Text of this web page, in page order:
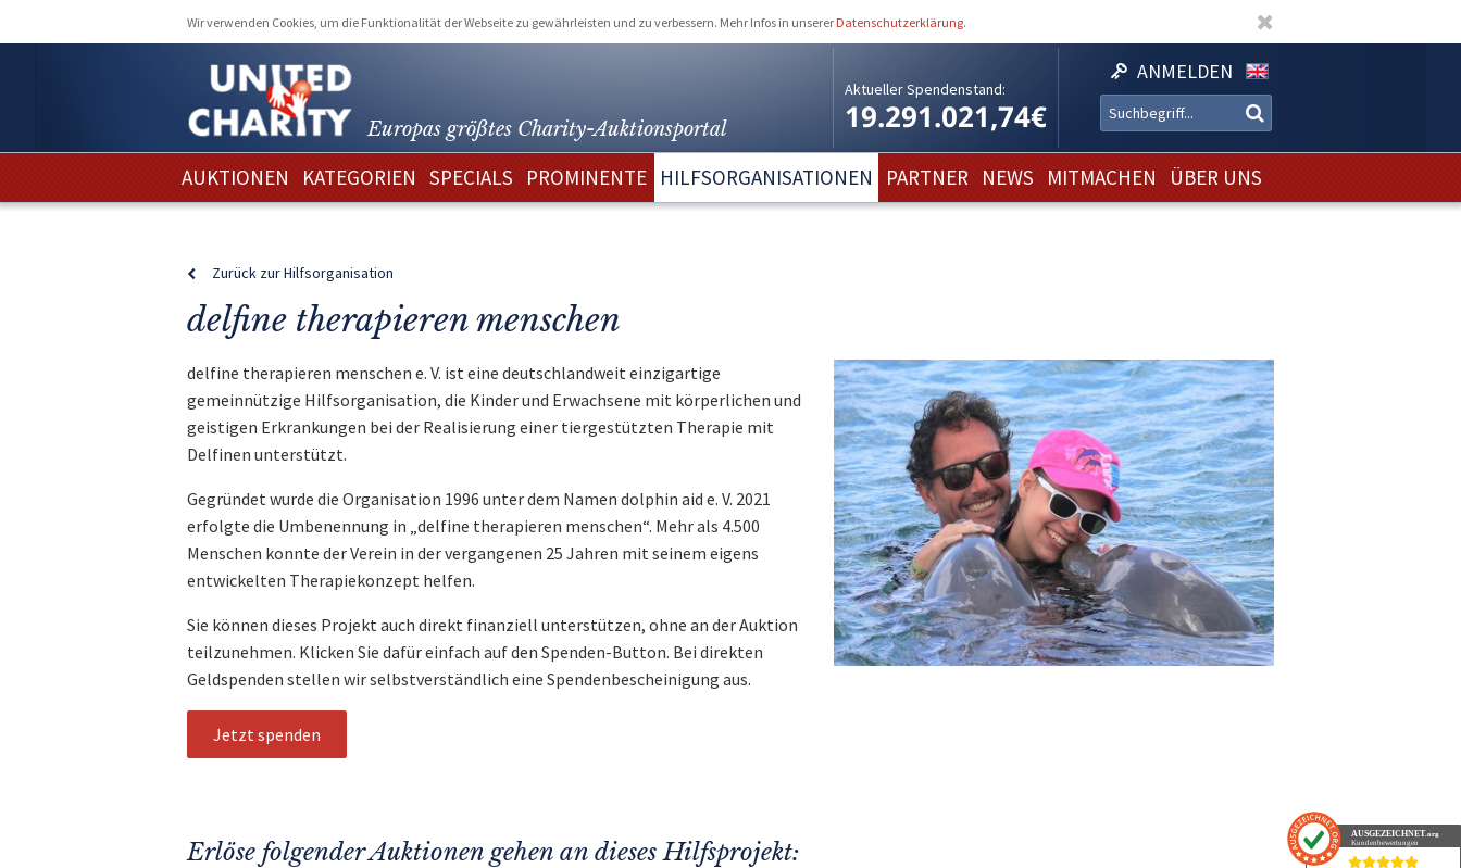
Wir verwenden Cookies, um die Funktionalität der Webseite zu gewährleisten und zu verbessern. Mehr Infos in unserer Datenschutzerklärung.
Europas größtes Charity-Auktionsportal
Aktueller Spendenstand:
19.291.021,74€
ANMELDEN
AUKTIONEN KATEGORIEN SPECIALS PROMINENTE HILFSORGANISATIONEN PARTNER NEWS MITMACHEN ÜBER UNS
Zurück zur Hilfsorganisation
delfine therapieren menschen
delfine therapieren menschen e. V. ist eine deutschlandweit einzigartige
gemeinnützige Hilfsorganisation, die Kinder und Erwachsene mit körperlichen und
geistigen Erkrankungen bei der Realisierung einer tiergestützten Therapie mit
Delfinen unterstützt.
Gegründet wurde die Organisation 1996 unter dem Namen dolphin aid e. V. 2021
erfolgte die Umbenennung in „delfine therapieren menschen“. Mehr als 4.500
Menschen konnte der Verein in der vergangenen 25 Jahren mit seinem eigens
entwickelten Therapiekonzept helfen.
Sie können dieses Projekt auch direkt finanziell unterstützen, ohne an der Auktion
teilzunehmen. Klicken Sie dafür einfach auf den Spenden-Button. Bei direkten
Geldspenden stellen wir selbstverständlich eine Spendenbescheinigung aus.
Jetzt spenden
Erlöse folgender Auktionen gehen an dieses Hilfsprojekt:
AUSGEZEICHNET.org
Kundenbewertungen